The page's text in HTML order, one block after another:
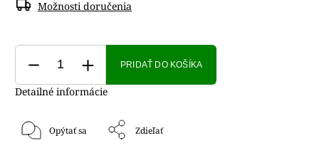
Možnosti doručenia
PRIDAŤ DO KOŠÍKA
Detailné informácie
Opýtať sa Zdieľať